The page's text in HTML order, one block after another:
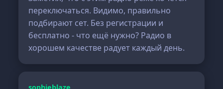
переключаться. Видимо, правильно
подбирают сет. Без регистрации и
бесплатно - что ещё нужно? Радио в
хорошем качестве радует каждый день.